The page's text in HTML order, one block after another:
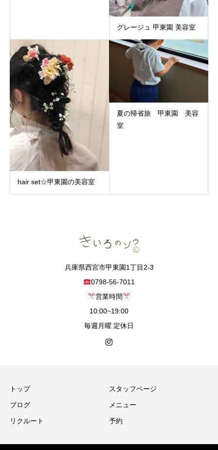
グレージュ 甲東園 美容室
hair set☆甲東園の美容室
夏の帰省旅 甲東園 美容
室
兵庫県西宮市甲東園1丁目2-3
0798-56-7011
営業時間
10:00~19:00
毎週月曜 定休日
トップ スタッフページ
ブログ メニュー
リクルート 予約